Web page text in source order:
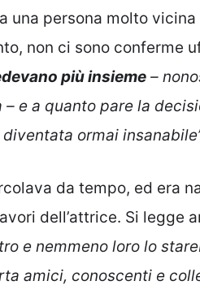
persona molto
non ci sono conferme
più insieme –
e a quanto pare la
ormai
da tempo, ed era
dell’attrice. Si legge
e nemmeno loro lo
amici, conoscenti e